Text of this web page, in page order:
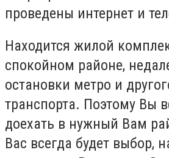
проведены интернет и
Находится жилой
спокойном районе,
остановки метро и
транспорта. Поэтому Вы
доехать в нужный Вам
Вас всегда будет выбор,